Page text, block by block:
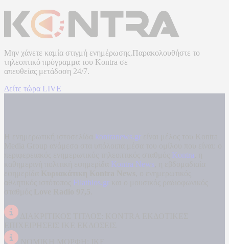
Μην χάνετε καμία στιγμή ενημέρωσης.Παρακολουθήστε το
τηλεοπτικό πρόγραμμα του Kontra σε
απευθείας μετάδοση 24/7.
Δείτε τώρα LIVE
kontranews.gr
Kontra
Kontra News
Filathlos.gr